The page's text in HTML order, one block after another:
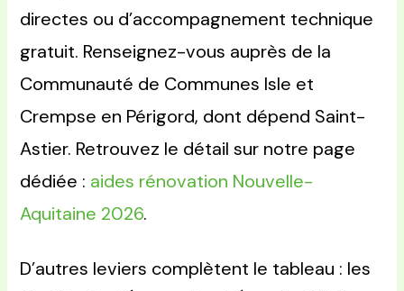
directes ou d’accompagnement technique
gratuit. Renseignez-vous auprès de la
Communauté de Communes Isle et
Crempse en Périgord, dont dépend Saint-
Astier. Retrouvez le détail sur notre page
dédiée : aides rénovation Nouvelle-
Aquitaine 2026.
D’autres leviers complètent le tableau : les